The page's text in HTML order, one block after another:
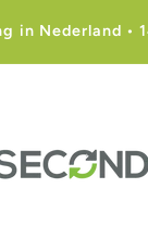
in Nederland •